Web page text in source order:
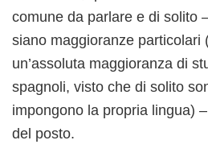
comune da parlare e di solito
siano maggioranze particolari
un’assoluta maggioranza di
spagnoli, visto che di solito
impongono la propria lingua)
del posto.